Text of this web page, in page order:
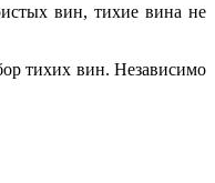
вин, тихие вина не
тихих вин. Независимо